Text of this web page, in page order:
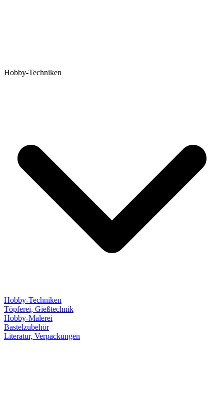
Hobby-Techniken
Hobby-Techniken
Töpferei, Gießtechnik
Hobby-Malerei
Bastelzubehör
Literatur, Verpackungen